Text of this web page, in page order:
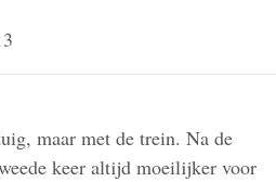
maar met de trein. Na de
keer altijd moeilijker voor